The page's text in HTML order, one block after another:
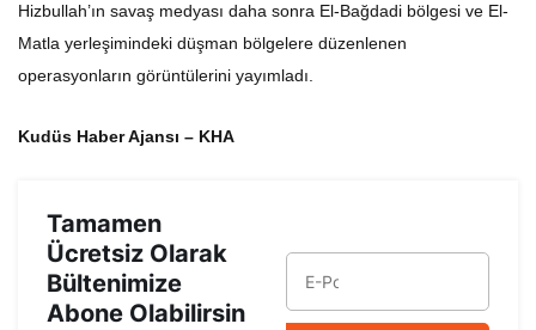
Hizbullah’ın savaş medyası daha sonra El-Bağdadi bölgesi ve El-
Matla yerleşimindeki düşman bölgelere düzenlenen
operasyonların görüntülerini yayımladı.
Kudüs Haber Ajansı – KHA
Tamamen
Ücretsiz Olarak
Bültenimize
Abone Olabilirsin